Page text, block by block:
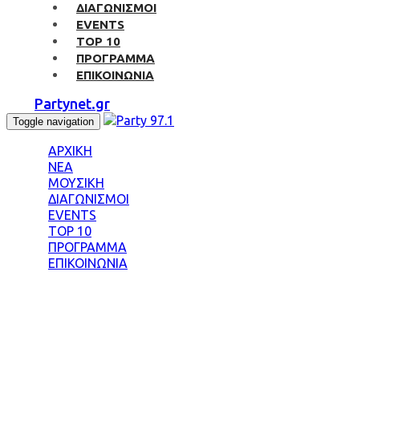
ΔΙΑΓΩΝΙΣΜΟΙ
EVENTS
TOP 10
ΠΡΟΓΡΑΜΜΑ
ΕΠΙΚΟΙΝΩΝΙΑ
Partynet.gr
Toggle navigation
ΑΡΧΙΚΗ
ΝΕΑ
ΜΟΥΣΙΚΗ
ΔΙΑΓΩΝΙΣΜΟΙ
EVENTS
TOP 10
ΠΡΟΓΡΑΜΜΑ
ΕΠΙΚΟΙΝΩΝΙΑ